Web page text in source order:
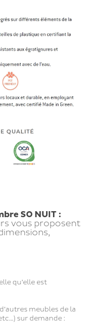
SO NUIT :
vous proposent
qu’elle est
meubles de la
sur demande :